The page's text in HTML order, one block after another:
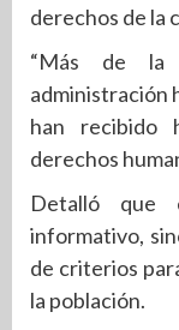
derechos de la
“Más de la
administración
han recibido
derechos
Detalló que
informativo,
de criterios
la población.